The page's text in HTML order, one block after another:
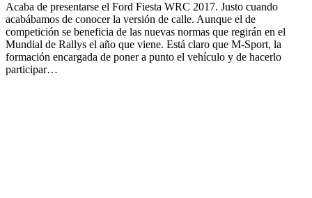
Acaba de presentarse el Ford Fiesta WRC 2017. Justo cuando
acabábamos de conocer la versión de calle. Aunque el de
competición se beneficia de las nuevas normas que regirán en el
Mundial de Rallys el año que viene. Está claro que M-Sport, la
formación encargada de poner a punto el vehículo y de hacerlo
participar…